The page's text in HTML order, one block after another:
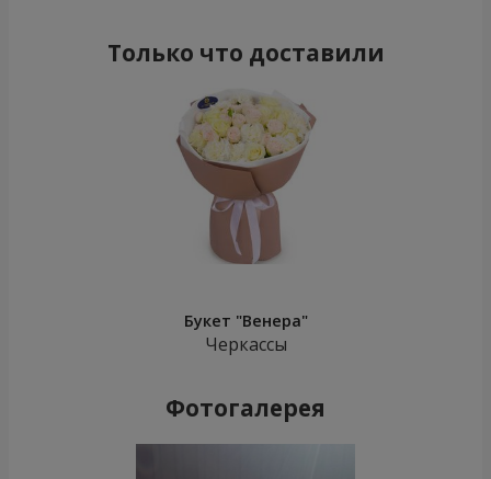
Только что доставили
Букет "Венера"
Черкассы
Фотогалерея